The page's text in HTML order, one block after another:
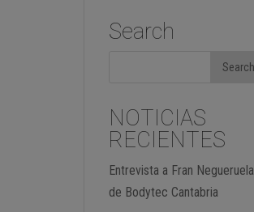
Search
NOTICIAS
RECIENTES
Entrevista a Fran Negueruela
de Bodytec Cantabria